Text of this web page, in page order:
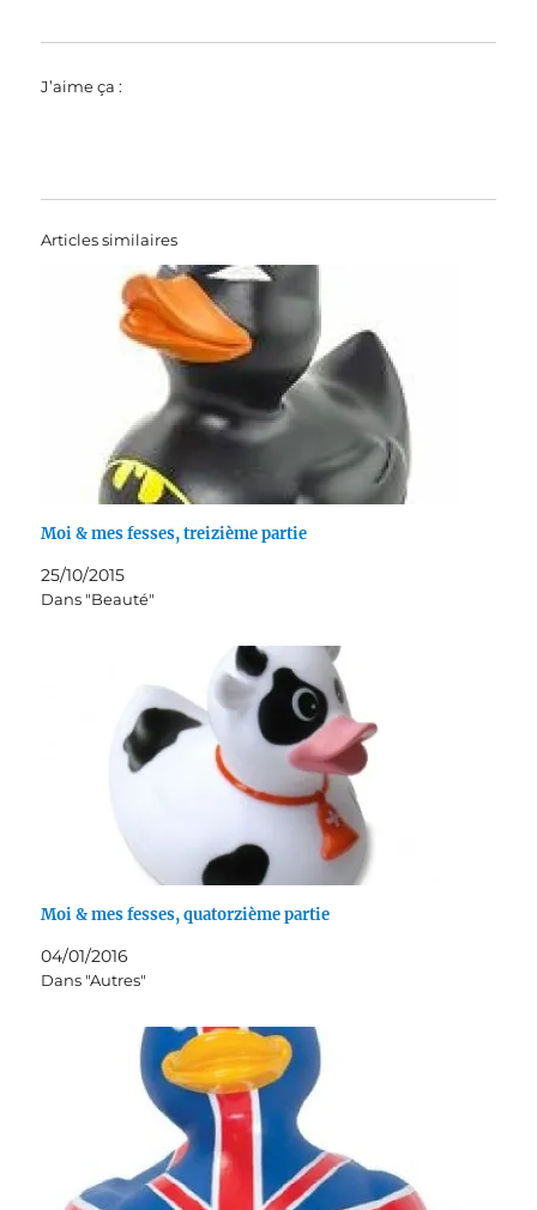
J’aime ça :
Articles similaires
Moi & mes fesses, treizième partie
25/10/2015
Dans "Beauté"
Moi & mes fesses, quatorzième partie
04/01/2016
Dans "Autres"